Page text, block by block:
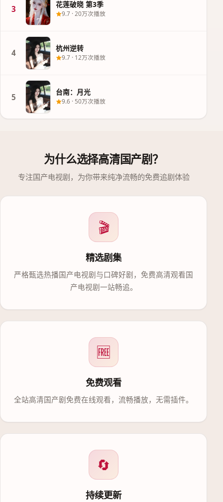
3 花莲破晓 第3季
9.7 · 20万次播放
4 杭州逆转
9.7 · 12万次播放
5 台南：月光
9.6 · 50万次播放
为什么选择高清国产剧？
专注国产电视剧，为你带来纯净流畅的免费追剧体验
🎬
精选剧集
严格甄选热播国产电视剧与口碑好剧，免费高清观看国
产电视剧一站畅追。
🆓
免费观看
全站高清国产剧免费在线观看，流畅播放，无需插件。
🔄
持续更新